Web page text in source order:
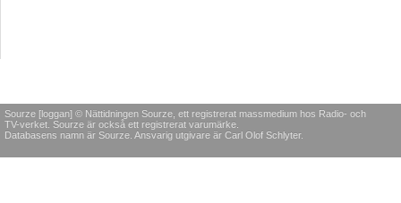
Sourze [loggan] © Nättidningen Sourze, ett registrerat massmedium hos Radio- och
TV-verket. Sourze är också ett registrerat varumärke.
Databasens namn är Sourze. Ansvarig utgivare är Carl Olof Schlyter.